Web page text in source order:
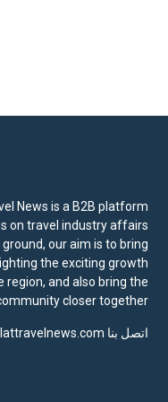
News is a B2B platform
on travel industry affairs
our aim is to bring
the exciting growth
and also bring the
closer together.
اتصل بنا